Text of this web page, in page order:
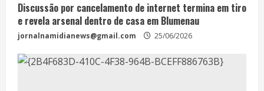
Discussão por cancelamento de internet termina em tiro
e revela arsenal dentro de casa em Blumenau
jornalnamidianews@gmail.com 25/06/2026